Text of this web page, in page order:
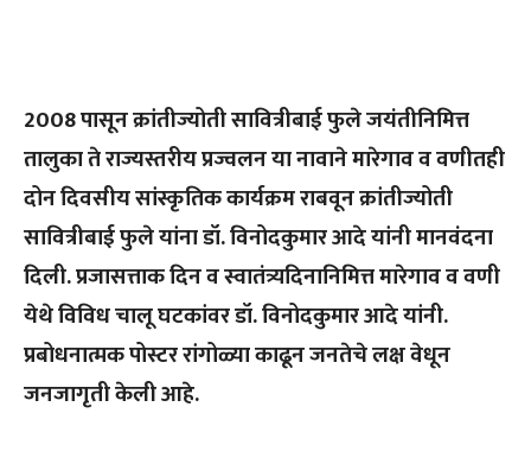
2008 पासून क्रांतीज्योती सावित्रीबाई फुले जयंतीनिमित्त
तालुका ते राज्यस्तरीय प्रज्वलन या नावाने मारेगाव व वणीतही
दोन दिवसीय सांस्कृतिक कार्यक्रम राबवून क्रांतीज्योती
सावित्रीबाई फुले यांना डॉ. विनोदकुमार आदे यांनी मानवंदना
दिली. प्रजासत्ताक दिन व स्वातंत्र्यदिनानिमित्त मारेगाव व वणी
येथे विविध चालू घटकांवर डॉ. विनोदकुमार आदे यांनी.
प्रबोधनात्मक पोस्टर रांगोळ्या काढून जनतेचे लक्ष वेधून
जनजागृती केली आहे.